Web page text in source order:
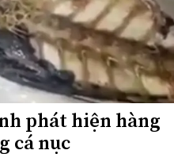
phát hiện hàng
cá nục